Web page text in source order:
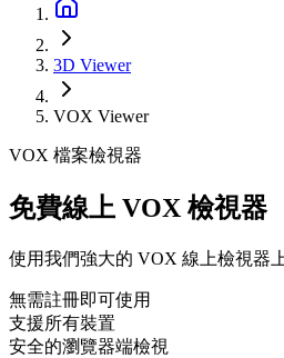
3D Viewer
VOX Viewer
VOX 檔案檢視器
免費線上 VOX 檢視器
使用我們強大的 VOX 線上檢視器
無需註冊即可使用
支援所有裝置
安全的瀏覽器端檢視